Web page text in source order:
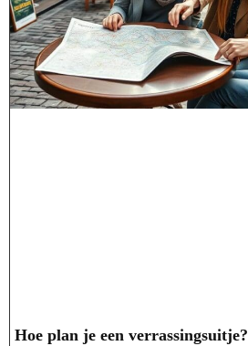
Hoe plan je een verrassingsuitje?